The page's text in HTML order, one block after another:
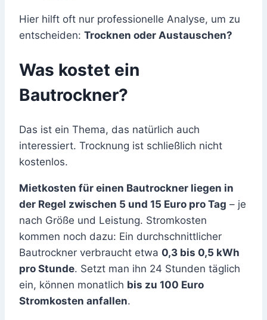
Hier hilft oft nur professionelle Analyse, um zu
entscheiden: Trocknen oder Austauschen?
Was kostet ein
Bautrockner?
Das ist ein Thema, das natürlich auch
interessiert. Trocknung ist schließlich nicht
kostenlos.
Mietkosten für einen Bautrockner liegen in
der Regel zwischen 5 und 15 Euro pro Tag – je
nach Größe und Leistung. Stromkosten
kommen noch dazu: Ein durchschnittlicher
Bautrockner verbraucht etwa 0,3 bis 0,5 kWh
pro Stunde. Setzt man ihn 24 Stunden täglich
ein, können monatlich bis zu 100 Euro
Stromkosten anfallen.